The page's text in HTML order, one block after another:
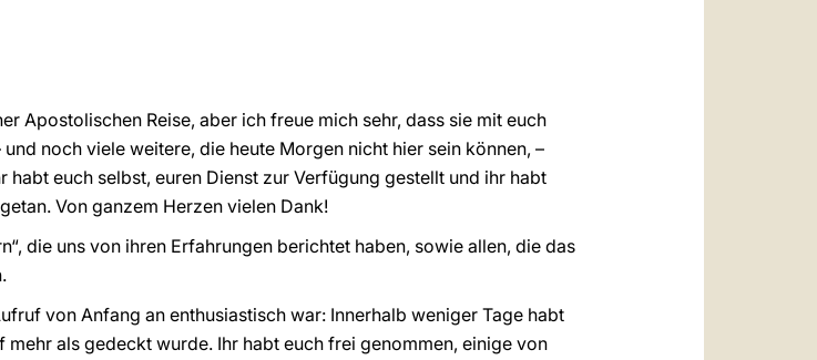
Apostolischen Reise, aber ich freue mich sehr, dass sie mit euch
noch viele weitere, die heute Morgen nicht hier sein können, –
habt euch selbst, euren Dienst zur Verfügung gestellt und ihr habt
Von ganzem Herzen vielen Dank!
die uns von ihren Erfahrungen berichtet haben, sowie allen, die das
von Anfang an enthusiastisch war: Innerhalb weniger Tage habt
als gedeckt wurde. Ihr habt euch frei genommen, einige von